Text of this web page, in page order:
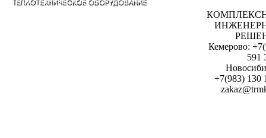
Кемерово:
591
+7(983) 130